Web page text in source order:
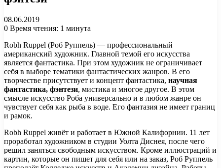
08.06.2019
0 Время чтения: 1 минута
Robh Ruppel (Роб Руппель) — профессиональный
американский художник. Главной темой его искусства
является фантастика. При этом художник не ограничивает
себя в выборе тематики фантастических жанров. В его
творчестве присутствует и концепт фантастика, научная
фантастика, фэнтези, мистика и многое другое. В этом
смысле искусство Роба универсально и в любом жанре он
чувствует себя как рыба в воде. Его фантазия не имеет границ
и рамок.
Robh Ruppel живёт и работает в Южной Калифорнии. 11 лет
проработал художником в студии Уолта Диснея, после чего
решил заняться свободным искусством. Кроме иллюстраций и
картин, которые он пишет для себя или на заказ, Роб Руппель